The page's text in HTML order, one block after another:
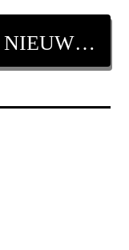
AANMELDEN VOOR NIEUWSBRIEF